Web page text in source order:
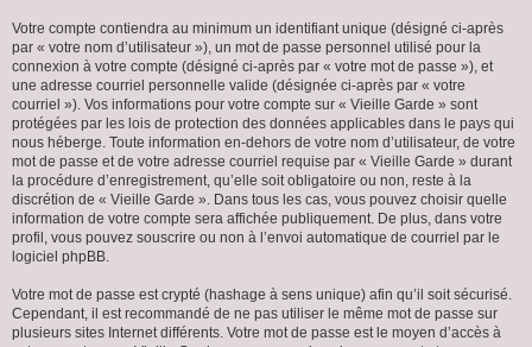
Votre compte contiendra au minimum un identifiant unique (désigné ci-après
par « votre nom d’utilisateur »), un mot de passe personnel utilisé pour la
connexion à votre compte (désigné ci-après par « votre mot de passe »), et
une adresse courriel personnelle valide (désignée ci-après par « votre
courriel »). Vos informations pour votre compte sur « Vieille Garde » sont
protégées par les lois de protection des données applicables dans le pays qui
nous héberge. Toute information en-dehors de votre nom d’utilisateur, de votre
mot de passe et de votre adresse courriel requise par « Vieille Garde » durant
la procédure d’enregistrement, qu’elle soit obligatoire ou non, reste à la
discrétion de « Vieille Garde ». Dans tous les cas, vous pouvez choisir quelle
information de votre compte sera affichée publiquement. De plus, dans votre
profil, vous pouvez souscrire ou non à l’envoi automatique de courriel par le
logiciel phpBB.
Votre mot de passe est crypté (hashage à sens unique) afin qu’il soit sécurisé.
Cependant, il est recommandé de ne pas utiliser le même mot de passe sur
plusieurs sites Internet différents. Votre mot de passe est le moyen d’accès à